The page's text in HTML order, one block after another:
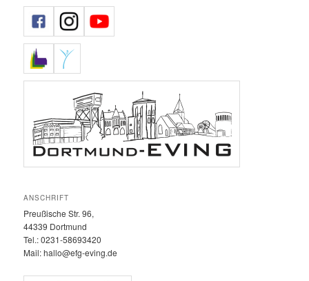
ANSCHRIFT
Preußische Str. 96,
44339 Dortmund
Tel.: 0231-58693420‬
Mail: hallo@efg-eving.de